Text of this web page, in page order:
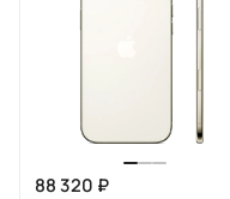
88 320 ₽